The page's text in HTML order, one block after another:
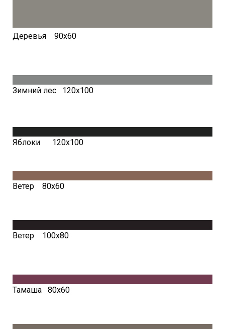
Деревья 90х60
Зимний лес 120х100
Яблоки 120х100
Ветер 80х60
Ветер 100х80
Тамаша 80х60